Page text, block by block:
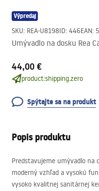
Výpredaj
SKU: REA-U8198ID: 446EAN:
Umývadlo na dosku Rea
44,00 €
product:shipping.zero
Spýtajte sa na produkt
Popis produktu
Predstavujeme umývadlo na
moderný vzhľad a vysokú
vysoko kvalitnej sanitárnej